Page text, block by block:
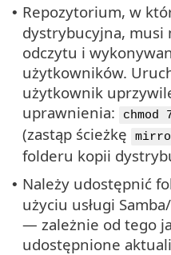
• Repozytorium, w
dystrybucyjna, musi
odczytu i
użytkowników.
użytkownik
uprawnienia:
(zastąp ścieżkę
folderu kopii
• Należy udostępnić
użyciu usługi
— zależnie od tego
udostępnione